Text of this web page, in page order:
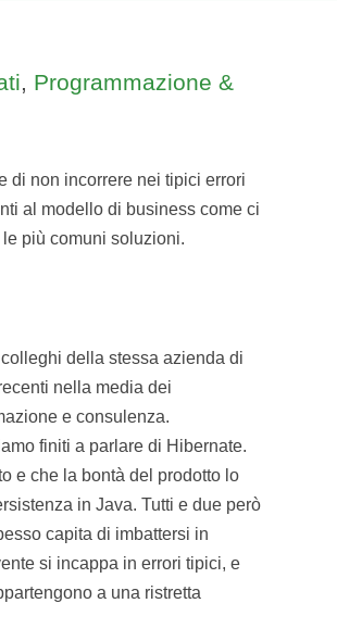
, Programmazione &
di non incorrere nei tipici errori
al modello di business come ci
più comuni soluzioni.
della stessa azienda di
nella media dei
e consulenza.
finiti a parlare di Hibernate.
e che la bontà del prodotto lo
in Java. Tutti e due però
capita di imbattersi in
si incappa in errori tipici, e
a una ristretta